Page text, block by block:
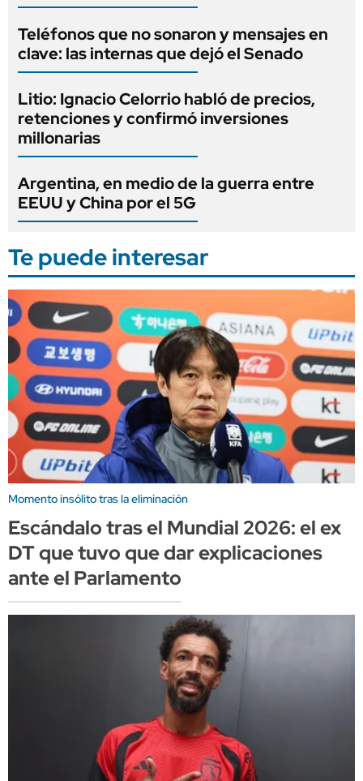
Teléfonos que no sonaron y mensajes en
clave: las internas que dejó el Senado
Litio: Ignacio Celorrio habló de precios,
retenciones y confirmó inversiones
millonarias
Argentina, en medio de la guerra entre
EEUU y China por el 5G
Te puede interesar
Momento insólito tras la eliminación
Escándalo tras el Mundial 2026: el ex
DT que tuvo que dar explicaciones
ante el Parlamento